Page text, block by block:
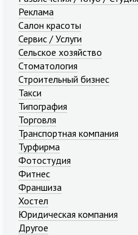
Реклама
Салон красоты
Сервис / Услуги
Сельское хозяйство
Стоматология
Строительный бизнес
Такси
Типография
Торговля
Транспортная компания
Турфирма
Фотостудия
Фитнес
Франшиза
Хостел
Юридическая компания
Другое